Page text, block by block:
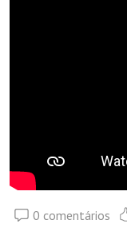
0 comentários